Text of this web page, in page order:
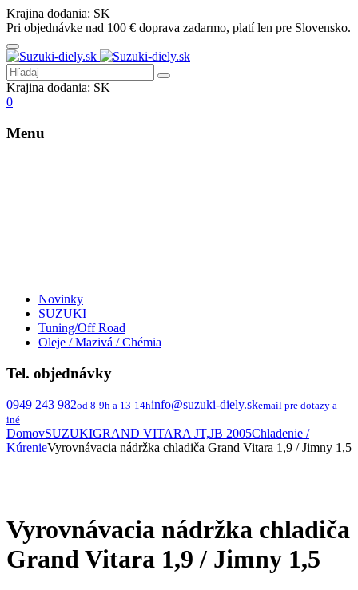
Krajina dodania: SK
Pri objednávke nad 100 € doprava zadarmo, platí len pre Slovensko.
Krajina dodania: SK
0
Menu
Novinky
SUZUKI
Tuning/Off Road
Oleje / Mazivá / Chémia
Tel. objednávky
0949 243 982od 8-9h a 13-14hinfo@suzuki-diely.skemail pre dotazy a
iné
DomovSUZUKIGRAND VITARA JT,JB 2005Chladenie /
KúrenieVyrovnávacia nádržka chladiča Grand Vitara 1,9 / Jimny 1,5
Vyrovnávacia nádržka chladiča
Grand Vitara 1,9 / Jimny 1,5